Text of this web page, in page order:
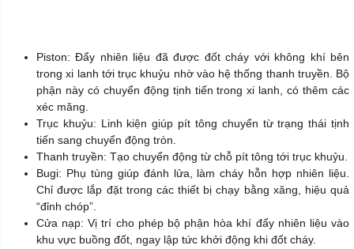
Piston: Đẩy nhiên liệu đã được đốt cháy với không khí bên
trong xi lanh tới trục khuỷu nhờ vào hệ thống thanh truyền. Bộ
phận này có chuyển động tịnh tiến trong xi lanh, có thêm các
xéc măng.
Trục khuỷu: Linh kiện giúp pít tông chuyển từ trạng thái tịnh
tiến sang chuyển động tròn.
Thanh truyền: Tạo chuyển động từ chỗ pít tông tới trục khuỷu.
Bugi: Phụ tùng giúp đánh lửa, làm cháy hỗn hợp nhiên liệu.
Chỉ được lắp đặt trong các thiết bị chạy bằng xăng, hiệu quả
“đỉnh chóp”.
Cửa nạp: Vị trí cho phép bộ phận hòa khí đẩy nhiên liệu vào
khu vực buồng đốt, ngay lập tức khởi động khi đốt cháy.